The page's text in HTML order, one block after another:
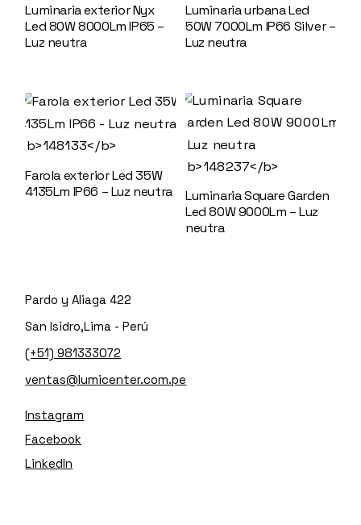
Luminaria exterior Nyx
Led 80W 8000Lm IP65 –
Luz neutra
Luminaria urbana Led
50W 7000Lm IP66 Silver –
Luz neutra
Farola exterior Led 35W
4135Lm IP66 – Luz neutra
Luminaria Square Garden
Led 80W 9000Lm – Luz
neutra
Pardo y Aliaga 422
San Isidro,Lima - Perú
(+51) 981333072
ventas@lumicenter.com.pe
Instagram
Facebook
LinkedIn